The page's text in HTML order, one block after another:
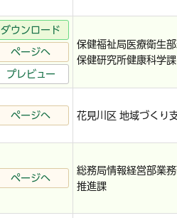
ダウンロード
ページへ
プレビュー
保健福祉局医療衛生
保健研究所健康科学課
ページへ 花見川区 地域づくり
ページへ
総務局情報経営部業
推進課